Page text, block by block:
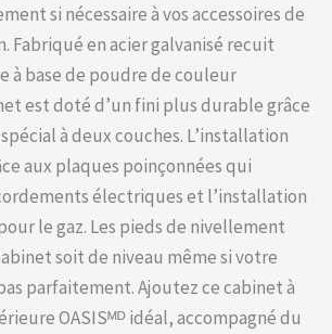
si nécessaire à vos accessoires de
Fabriqué en acier galvanisé recuit
à base de poudre de couleur
est doté d’un fini plus durable grâce
à deux couches. L’installation
aux plaques poinçonnées qui
électriques et l’installation
le gaz. Les pieds de nivellement
soit de niveau même si votre
parfaitement. Ajoutez ce cabinet à
OASISᴹᴰ idéal, accompagné du